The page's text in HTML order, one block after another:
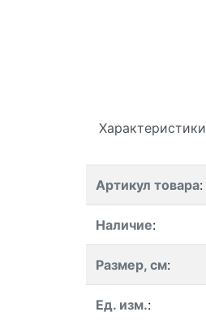
Характеристики
Артикул товара:
Наличие:
Размер, см:
Ед. изм.: